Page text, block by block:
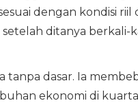
dengan kondisi riil
ditanya
tanpa dasar. Ia
ekonomi di